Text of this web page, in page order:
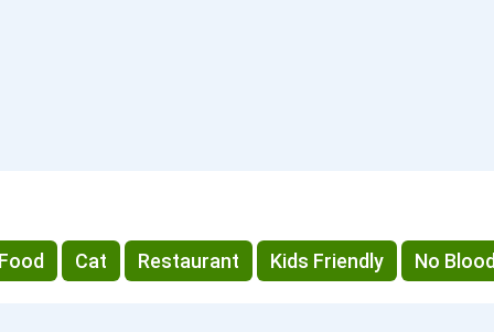
Cat Restaurant Kids Friendly No